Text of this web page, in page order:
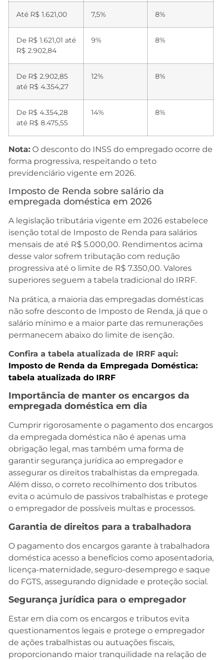
Até R$ 1.621,00 7,5% 8%
De R$ 1.621,01 até
R$ 2.902,84
9% 8%
De R$ 2.902,85
até R$ 4.354,27
12% 8%
De R$ 4.354,28
até R$ 8.475,55
14% 8%
Nota: O desconto do INSS do empregado ocorre de
forma progressiva, respeitando o teto
previdenciário vigente em 2026.
Imposto de Renda sobre salário da
empregada doméstica em 2026
A legislação tributária vigente em 2026 estabelece
isenção total de Imposto de Renda para salários
mensais de até R$ 5.000,00. Rendimentos acima
desse valor sofrem tributação com redução
progressiva até o limite de R$ 7.350,00. Valores
superiores seguem a tabela tradicional do IRRF.
Na prática, a maioria das empregadas domésticas
não sofre desconto de Imposto de Renda, já que o
salário mínimo e a maior parte das remunerações
permanecem abaixo do limite de isenção.
Confira a tabela atualizada de IRRF aqui:
Imposto de Renda da Empregada Doméstica:
tabela atualizada do IRRF
Importância de manter os encargos da
empregada doméstica em dia
Cumprir rigorosamente o pagamento dos encargos
da empregada doméstica não é apenas uma
obrigação legal, mas também uma forma de
garantir segurança jurídica ao empregador e
assegurar os direitos trabalhistas da empregada.
Além disso, o correto recolhimento dos tributos
evita o acúmulo de passivos trabalhistas e protege
o empregador de possíveis multas e processos.
Garantia de direitos para a trabalhadora
O pagamento dos encargos garante à trabalhadora
doméstica acesso a benefícios como aposentadoria,
licença-maternidade, seguro-desemprego e saque
do FGTS, assegurando dignidade e proteção social.
Segurança jurídica para o empregador
Estar em dia com os encargos e tributos evita
questionamentos legais e protege o empregador
de ações trabalhistas ou autuações fiscais,
proporcionando maior tranquilidade na relação de